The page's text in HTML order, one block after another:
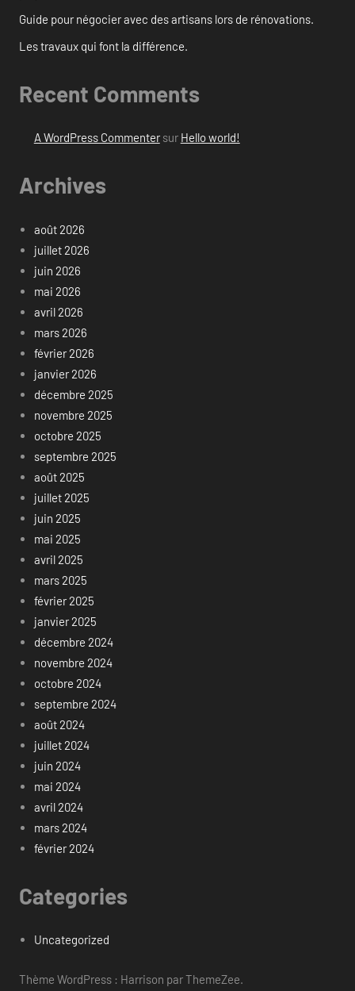
Guide pour négocier avec des artisans lors de rénovations.
Les travaux qui font la différence.
Recent Comments
A WordPress Commentersur Hello world!
Archives
août 2026
juillet 2026
juin 2026
mai 2026
avril 2026
mars 2026
février 2026
janvier 2026
décembre 2025
novembre 2025
octobre 2025
septembre 2025
août 2025
juillet 2025
juin 2025
mai 2025
avril 2025
mars 2025
février 2025
janvier 2025
décembre 2024
novembre 2024
octobre 2024
septembre 2024
août 2024
juillet 2024
juin 2024
mai 2024
avril 2024
mars 2024
février 2024
Categories
Uncategorized
Thème WordPress : Harrison par ThemeZee.